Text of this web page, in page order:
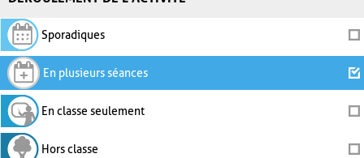
Sporadiques
En plusieurs séances
En classe seulement
Hors classe